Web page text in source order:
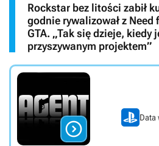
Rockstar bez litości zabił
godnie rywalizował z Need
GTA. „Tak się dzieje, kiedy
przyszywanym projektem”
 Data